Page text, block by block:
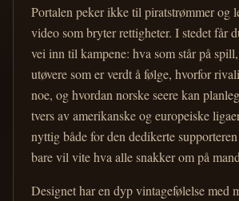
Portalen peker ikke til piratstrømmer og
video som bryter rettigheter. I stedet får
vei inn til kampene: hva som står på
utøvere som er verdt å følge, hvorfor
noe, og hvordan norske seere kan
tvers av amerikanske og europeiske
nyttig både for den dedikerte
bare vil vite hva alle snakker om på
Designet har en dyp vintagefølelse med